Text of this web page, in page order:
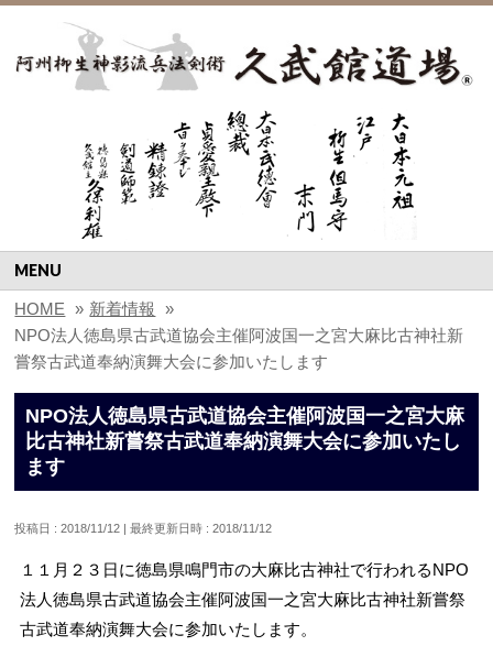
MENU
HOME » 新着情報 »
NPO法人徳島県古武道協会主催阿波国一之宮大麻比古神社新
嘗祭古武道奉納演舞大会に参加いたします
NPO法人徳島県古武道協会主催阿波国一之宮大麻
比古神社新嘗祭古武道奉納演舞大会に参加いたし
ます
投稿日 : 2018/11/12 最終更新日時 : 2018/11/12
１１月２３日に徳島県鳴門市の大麻比古神社で行われるNPO
法人徳島県古武道協会主催阿波国一之宮大麻比古神社新嘗祭
古武道奉納演舞大会に参加いたします。